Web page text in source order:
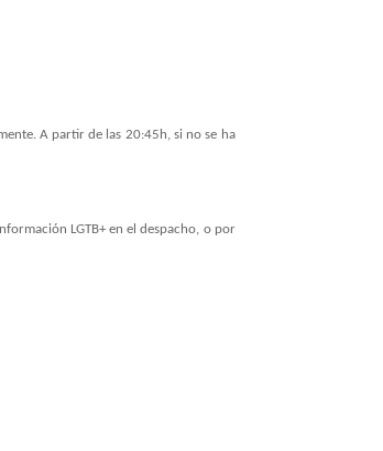
A partir de las 20:45h, si no se ha
LGTB+ en el despacho, o por